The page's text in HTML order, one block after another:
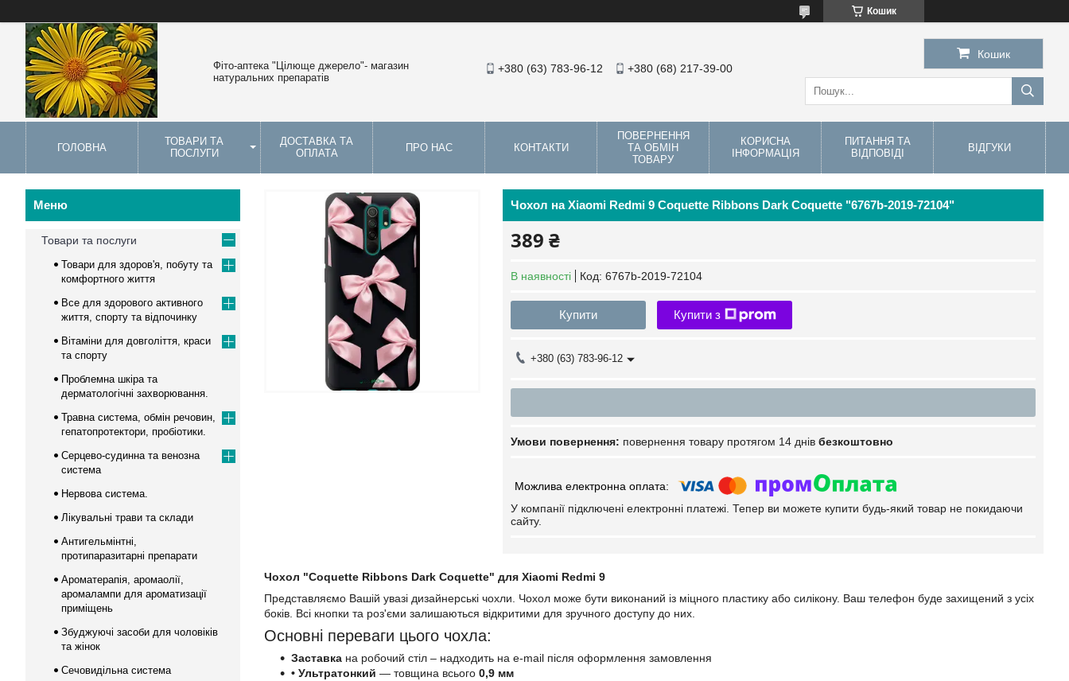
Кошик
Фіто-аптека "Цілюще джерело"- магазин
натуральних препаратів
+380 (63) 783-96-12 +380 (68) 217-39-00
Кошик
ГОЛОВНА
ТОВАРИ ТА
ПОСЛУГИ
ДОСТАВКА ТА
ОПЛАТА
ПРО НАС КОНТАКТИ
ПОВЕРНЕННЯ
ТА ОБМІН
ТОВАРУ
КОРИСНА
ІНФОРМАЦІЯ
ПИТАННЯ ТА
ВІДПОВІДІ
ВІДГУКИ
Чохол на Xiaomi Redmi 9 Coquette Ribbons Dark Coquette "6767b-2019-72104"
389 ₴
В наявності Код: 6767b-2019-72104
Купити Купити з
+380 (63) 783-96-12
повернення товару протягом 14 днів безкоштовно
У компанії підключені електронні платежі. Тепер ви можете купити будь-який товар не покидаючи
сайту.
Чохол "Coquette Ribbons Dark Coquette" для Xiaomi Redmi 9
Представляємо Вашій увазі дизайнерські чохли. Чохол може бути виконаний із міцного пластику або силікону. Ваш телефон буде захищений з усіх
боків. Всі кнопки та роз'єми залишаються відкритими для зручного доступу до них.
Основні переваги цього чохла:
Заставка на робочий стіл – надходить на e-mail після оформлення замовлення
• Ультратонкий — товщина всього 0,9 мм
Товари та послуги
Товари для здоров'я, побуту та
комфортного життя
Все для здорового активного
життя, спорту та відпочинку
Вітаміни для довголіття, краси
та спорту
Проблемна шкіра та
дерматологічні захворювання.
Травна система, обмін речовин,
гепатопротектори, пробіотики.
Серцево-судинна та венозна
система
Нервова система.
Лікувальні трави та склади
Антигельмінтні,
протипаразитарні препарати
Ароматерапія, аромаолії,
аромалампи для ароматизації
приміщень
Збуджуючі засоби для чоловіків
та жінок
Сечовидільна система